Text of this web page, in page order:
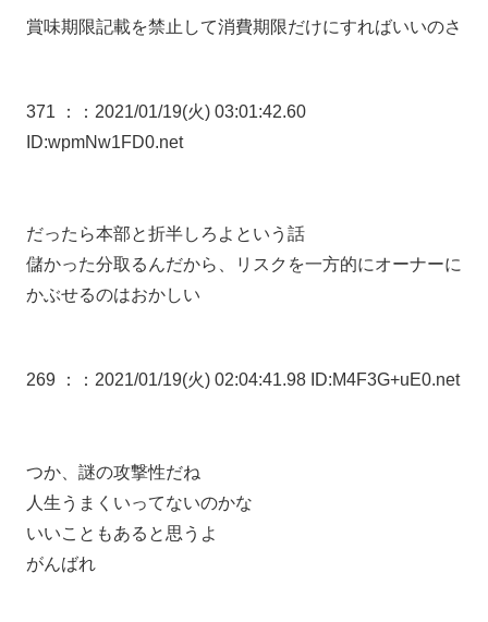
賞味期限記載を禁止して消費期限だけにすればいいのさ
371 ：
：2021/01/19(火) 03:01:42.60
ID:wpmNw1FD0.net
だったら本部と折半しろよという話
儲かった分取るんだから、リスクを一方的にオーナーに
かぶせるのはおかしい
269 ： ：2021/01/19(火) 02:04:41.98 ID:M4F3G+uE0.net
つか、謎の攻撃性だね
人生うまくいってないのかな
いいこともあると思うよ
がんばれ